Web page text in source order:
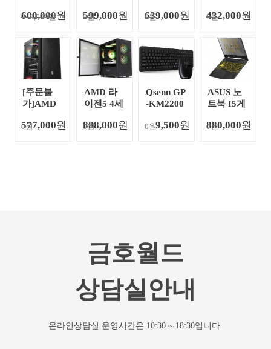
XEZ-A58
640,000원
600,000원
2011TU
GB)
0원
599,000원
PC (SSD 2
0원
639,000원
리사무용
컴퓨터_게
이밍팩토
0원
432,000원
[주문불
가]AMD
세대 3600
0원
577,000원
AMD 라
이젠5 4세
캐드작업
0원
888,000원
Qsenn GP
-KM2200
드 USB타
0원9,500원
ASUS 노
트북 I5게
북
0원
880,000원
금호월드
상담실안내
온라인상담실 운영시간은 10:30 ~ 18:30입니다.